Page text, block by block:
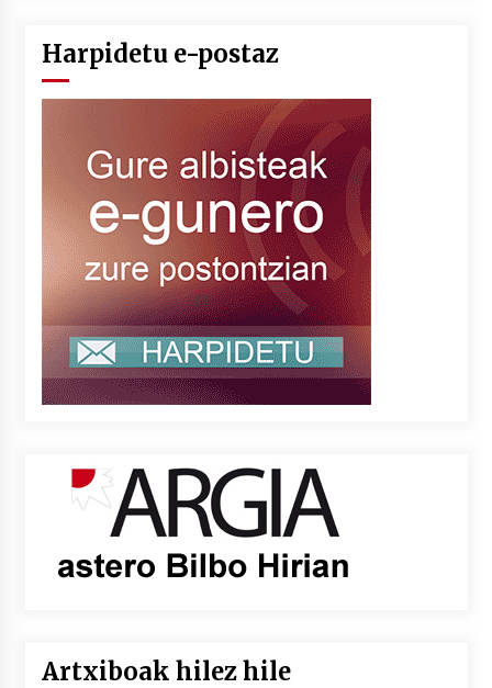
Harpidetu e-postaz
Artxiboak hilez hile